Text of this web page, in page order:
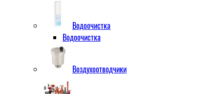
Водоочистка
Водоочистка
Воздухоотводчики